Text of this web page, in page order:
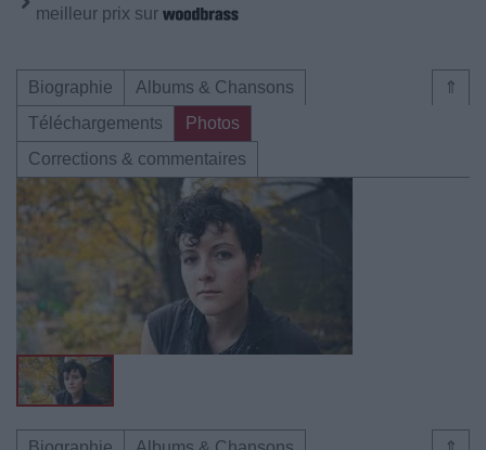
meilleur prix sur
⇑
Biographie
Albums & Chansons
Téléchargements
Photos
Corrections & commentaires